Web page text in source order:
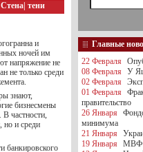
Стена тени
и
ночей им
напряжение не
не только среди
знают,
бизнесмены
частности,
но и среди
банкировского
Главные
22 Февраля
08 Февраля
У
02 Февраля
01 Февраля
правительство
26 Января
минимума
21 Января
19 Января
МВФ